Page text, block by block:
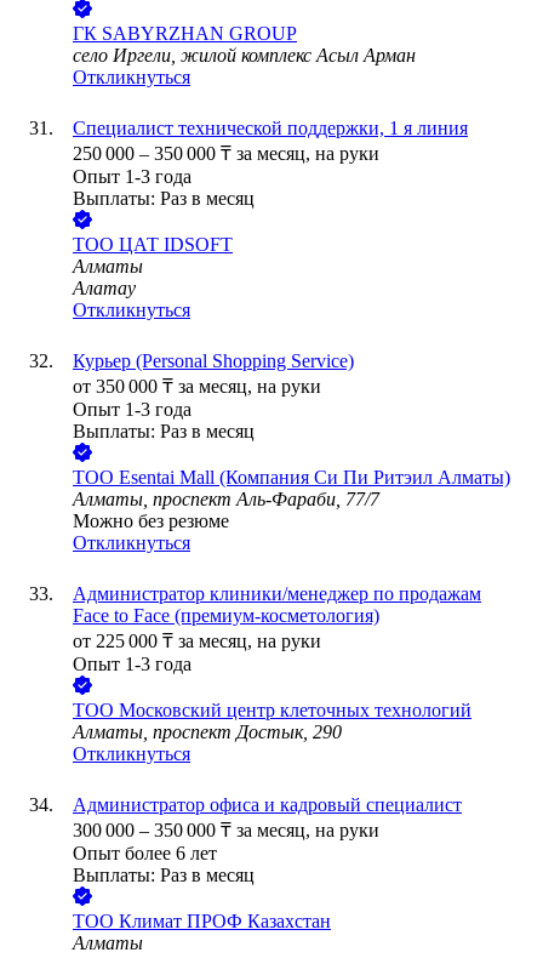
ГК SABYRZHAN GROUP
село Иргели, жилой комплекс Асыл Арман
Откликнуться
Специалист технической поддержки, 1 я линия
250 000 – 350 000 ₸ за месяц, на руки
Опыт 1-3 года
Выплаты: Раз в месяц
ТОО ЦАТ IDSOFT
Алматы
Алатау
Откликнуться
Курьер (Personal Shopping Service)
от 350 000 ₸ за месяц, на руки
Опыт 1-3 года
Выплаты: Раз в месяц
ТОО Esentai Mall (Компания Си Пи Ритэил Алматы)
Алматы, проспект Аль-Фараби, 77/7
Можно без резюме
Откликнуться
Администратор клиники/менеджер по продажам
Face to Face (премиум-косметология)
от 225 000 ₸ за месяц, на руки
Опыт 1-3 года
ТОО Московский центр клеточных технологий
Алматы, проспект Достык, 290
Откликнуться
Администратор офиса и кадровый специалист
300 000 – 350 000 ₸ за месяц, на руки
Опыт более 6 лет
Выплаты: Раз в месяц
ТОО Климат ПРОФ Казахстан
Алматы